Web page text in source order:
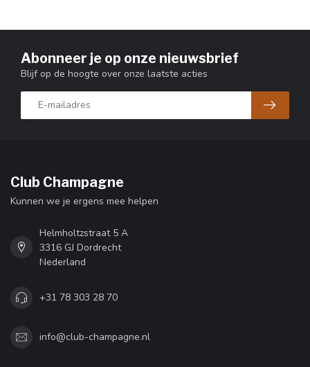
Abonneer je op onze nieuwsbrief
Blijf op de hoogte over onze laatste acties
Club Champagne
Kunnen we je ergens mee helpen
Helmholtzstraat 5 A
3316 GJ Dordrecht
Nederland
+31 78 303 28 70
info@club-champagne.nl